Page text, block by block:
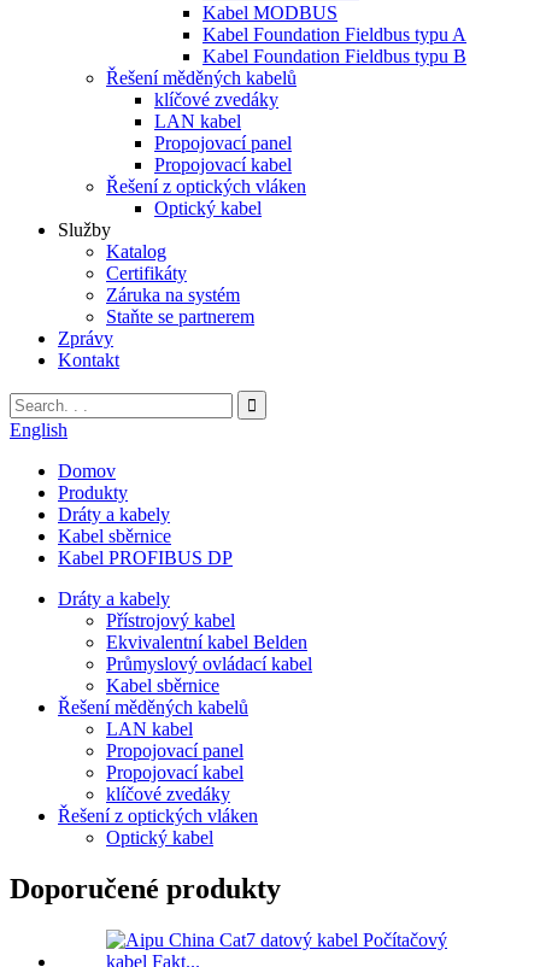
Kabel MODBUS
Kabel Foundation Fieldbus typu A
Kabel Foundation Fieldbus typu B
Řešení měděných kabelů
klíčové zvedáky
LAN kabel
Propojovací panel
Propojovací kabel
Řešení z optických vláken
Optický kabel
Služby
Katalog
Certifikáty
Záruka na systém
Staňte se partnerem
Zprávy
Kontakt
English
Domov
Produkty
Dráty a kabely
Kabel sběrnice
Kabel PROFIBUS DP
Dráty a kabely
Přístrojový kabel
Ekvivalentní kabel Belden
Průmyslový ovládací kabel
Kabel sběrnice
Řešení měděných kabelů
LAN kabel
Propojovací panel
Propojovací kabel
klíčové zvedáky
Řešení z optických vláken
Optický kabel
Doporučené produkty